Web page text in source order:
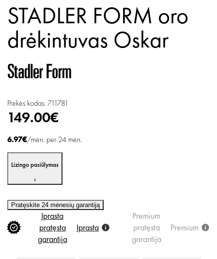
STADLER FORM oro
drėkintuvas Oskar
Prekės kodas: 711781
149.00€
6.97€/mėn. per 24 mėn.
Lizingo pasiūlymas
›
Pratęskite 24 mėnesių garantiją
Įprasta
pratęsta
garantija
Įprasta
Premium
pratęsta
garantija
Premium